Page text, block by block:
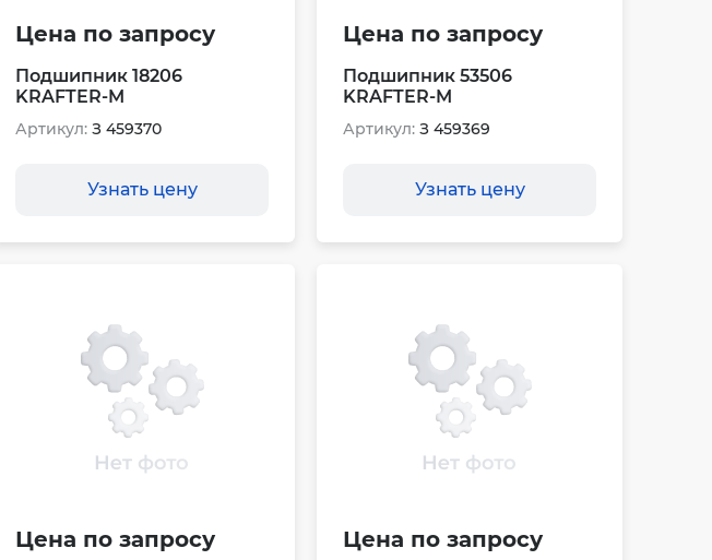
Цена по запросу
Подшипник 18206
KRAFTER-M
Артикул: З 459370
Узнать цену
Цена по запросу
Подшипник 53506
KRAFTER-M
Артикул: З 459369
Узнать цену
Цена по запросу Цена по запросу